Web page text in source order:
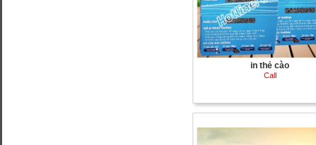
in thẻ cào
Call